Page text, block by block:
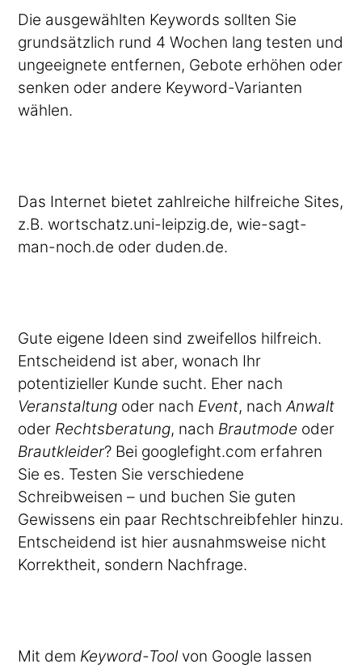
Die ausgewählten Keywords sollten Sie
grundsätzlich rund 4 Wochen lang testen und
ungeeignete entfernen, Gebote erhöhen oder
senken oder andere Keyword-Varianten
wählen.
Das Internet bietet zahlreiche hilfreiche Sites,
z.B. wortschatz.uni-leipzig.de, wie-sagt-
man-noch.de oder duden.de.
Gute eigene Ideen sind zweifellos hilfreich.
Entscheidend ist aber, wonach Ihr
potentizieller Kunde sucht. Eher nach
Veranstaltung oder nach Event, nachAnwalt
oder Rechtsberatung, nach Brautmode oder
Brautkleider? Bei googlefight.com erfahren
Sie es. Testen Sie verschiedene
Schreibweisen – und buchen Sie guten
Gewissens ein paar Rechtschreibfehler hinzu.
Entscheidend ist hier ausnahmsweise nicht
Korrektheit, sondern Nachfrage.
Mit dem Keyword-Toolvon Google lassen